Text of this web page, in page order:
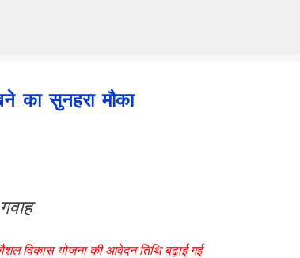
का सुनहरा मौका
विकास योजना की आवेदन तिथि बढ़ाई गई